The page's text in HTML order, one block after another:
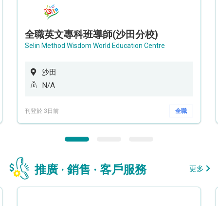
全職英文專科班導師(沙田分校)
Selin Method Wisdom World Education Centre
沙田
N/A
刊登於 3日前 全職
推廣 · 銷售 · 客戶服務 更多